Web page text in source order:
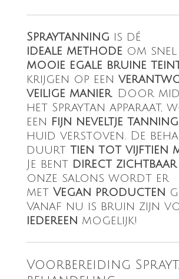
Spraytanning is dé
ideale methodeom snel
mooie egale bruine
krijgen op een
veilige manier. Door
het Spraytan apparaat,
een fijn neveltje tanning
huid verstoven. De
duurt tien tot vijftien
Je bent direct
onze salons wordt er
met Vegan producten
Vanaf nu is bruin zijn
iedereen mogelijk!
Voorbereiding